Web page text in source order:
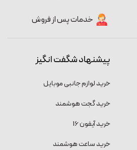
خدمات پس از فروش
پیشنهاد شگفت انگیز
خرید لوازم جانبی موبایل
خرید گجت هوشمند
خرید آیفون 16
خرید ساعت هوشمند